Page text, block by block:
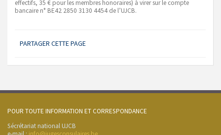
effectifs, 35 € pour les membres honoraires) à virer sur le compte
bancaire n° BE42 2850 3130 4454 de l’UJCB.
PARTAGER CETTE PAGE
POUR TOUTE INFORMATION ET CORRESPONDANCE
Sécrétariat national UJCB